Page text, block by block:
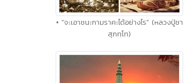
• "จะเอาชนะกามราคะได้อย่างไร" (หลวงปู่ชา
สุภทฺโท)